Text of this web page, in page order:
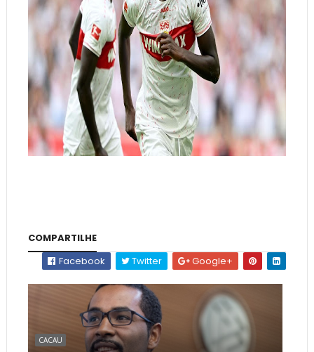
COMPARTILHE
Facebook
Twitter Google+
CACAU